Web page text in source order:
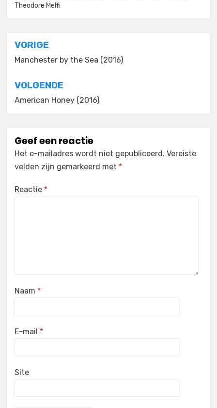
Theodore Melfi
Bericht
navigatie
VORIGE
Manchester by the Sea (2016)
VOLGENDE
American Honey (2016)
Geef een reactie
Het e-mailadres wordt niet gepubliceerd. Vereiste
velden zijn gemarkeerd met *
Reactie *
Naam *
E-mail *
Site